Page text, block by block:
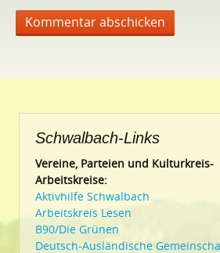
Schwalbach-Links
Vereine, Parteien und Kulturkreis-
Arbeitskreise:
Aktivhilfe Schwalbach
Arbeitskreis Lesen
B90/Die Grünen
Deutsch-Ausländische